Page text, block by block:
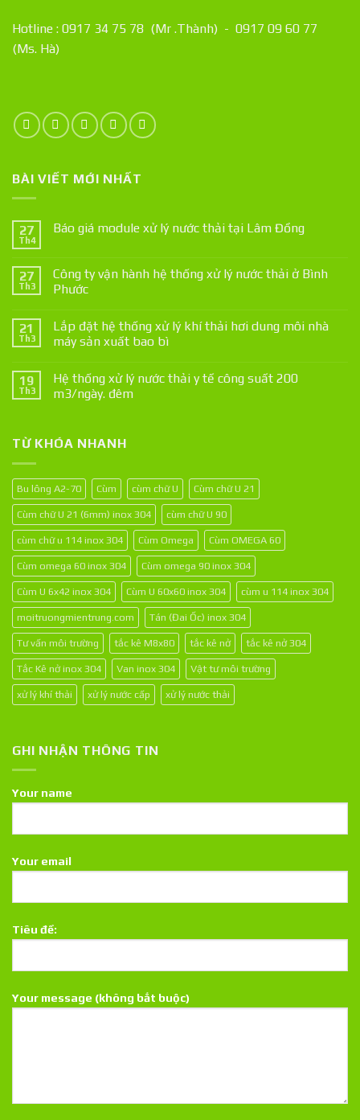
Hotline : 0917 34 75 78 (Mr .Thành) - 0917 09 60 77
(Ms. Hà)
BÀI VIẾT MỚI NHẤT
27
Th4
Báo giá module xử lý nước thải tại Lâm Đồng
27
Th3
Công ty vận hành hệ thống xử lý nước thải ở Bình
Phước
21
Th3
Lắp đặt hệ thống xử lý khí thải hơi dung môi nhà
máy sản xuất bao bì
19
Th3
Hệ thống xử lý nước thải y tế công suất 200
m3/ngày. đêm
TỪ KHÓA NHANH
Bu lông A2-70 Cùm cùm chữ U Cùm chữ U 21
Cùm chữ U 21 (6mm) inox 304 cùm chữ U 90
cùm chữ u 114 inox 304 Cùm Omega Cùm OMEGA 60
Cùm omega 60 inox 304 Cùm omega 90 inox 304
Cùm U 6x42 inox 304 Cùm U 60x60 inox 304 cùm u 114 inox 304
moitruongmientrung.com Tán (Đai Ốc) inox 304
Tư vấn môi trường tắc kê M8x80 tắc kê nở tắc kê nở 304
Tắc Kê nở inox 304 Van inox 304 Vật tư môi trường
xử lý khí thải xử lý nước cấp xử lý nước thải
GHI NHẬN THÔNG TIN
Your name
Your email
Tiêu đề:
Your message (không bắt buộc)